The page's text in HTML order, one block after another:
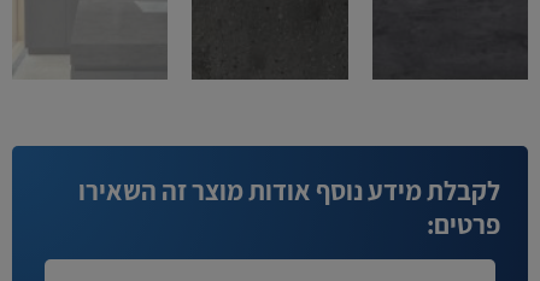
לקבלת מידע נוסף אודות מוצר זה השאירו
פרטים: